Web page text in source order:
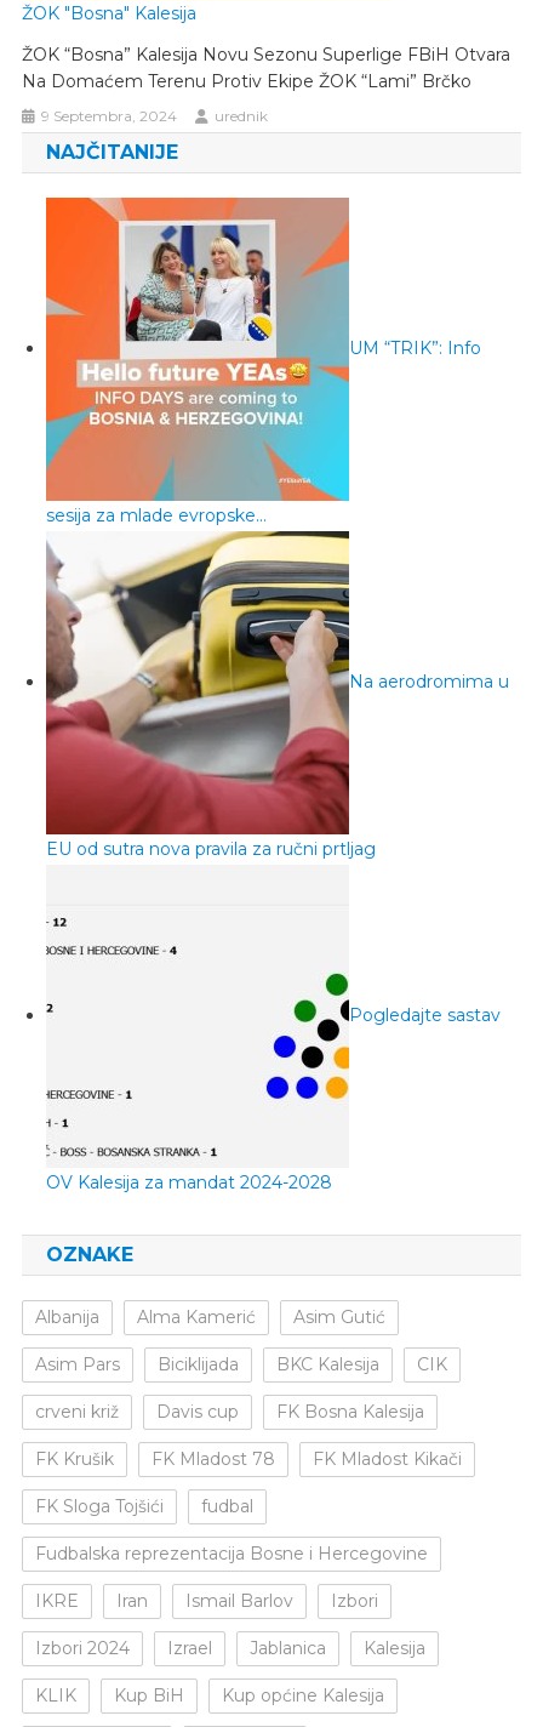
ŽOK "Bosna" Kalesija
ŽOK “Bosna” Kalesija Novu Sezonu Superlige FBiH Otvara
Na Domaćem Terenu Protiv Ekipe ŽOK “Lami” Brčko
9 Septembra, 2024 urednik
NAJČITANIJE
UM “TRIK”: Info
sesija za mlade evropske…
Na aerodromima u
EU od sutra nova pravila za ručni prtljag
Pogledajte sastav
OV Kalesija za mandat 2024-2028
OZNAKE
Albanija Alma Kamerić Asim Gutić
Asim Pars Biciklijada BKC Kalesija CIK
crveni križ Davis cup FK Bosna Kalesija
FK Krušik FK Mladost 78 FK Mladost Kikači
FK Sloga Tojšići fudbal
Fudbalska reprezentacija Bosne i Hercegovine
IKRE Iran Ismail Barlov Izbori
Izbori 2024 Izrael Jablanica Kalesija
KLIK Kup BiH Kup općine Kalesija